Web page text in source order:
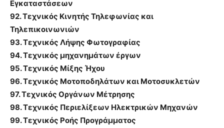
Εγκαταστάσεων
92. Τεχνικός Κινητής Τηλεφωνίας και
Τηλεπικοινωνιών
93. Τεχνικός Λήψης Φωτογραφίας
94. Τεχνικός μηχανημάτων έργων
95. Τεχνικός Μίξης Ήχου
96. Τεχνικός Μοτοποδηλάτων και Μοτοσυκλετών
97. Τεχνικός Οργάνων Μέτρησης
98. Τεχνικός Περιελίξεων Ηλεκτρικών Μηχανών
99. Τεχνικός Ροής Προγράμματος